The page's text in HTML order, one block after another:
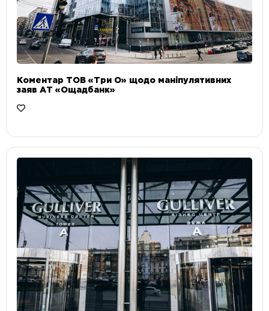
Коментар ТОВ «Три О» щодо маніпулятивних
заяв АТ «Ощадбанк»